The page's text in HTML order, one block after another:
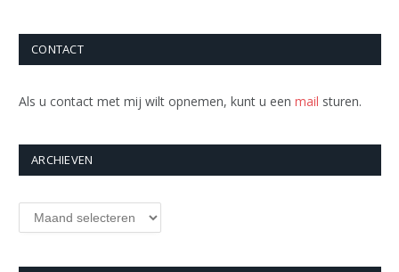
CONTACT
Als u contact met mij wilt opnemen, kunt u een mail sturen.
ARCHIEVEN
Archieven